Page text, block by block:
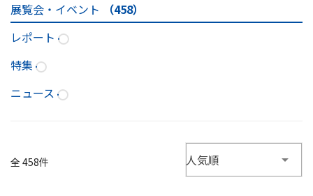
展覧会・イベント
（458）
レポート
特集
ニュース
全 458件 人気順